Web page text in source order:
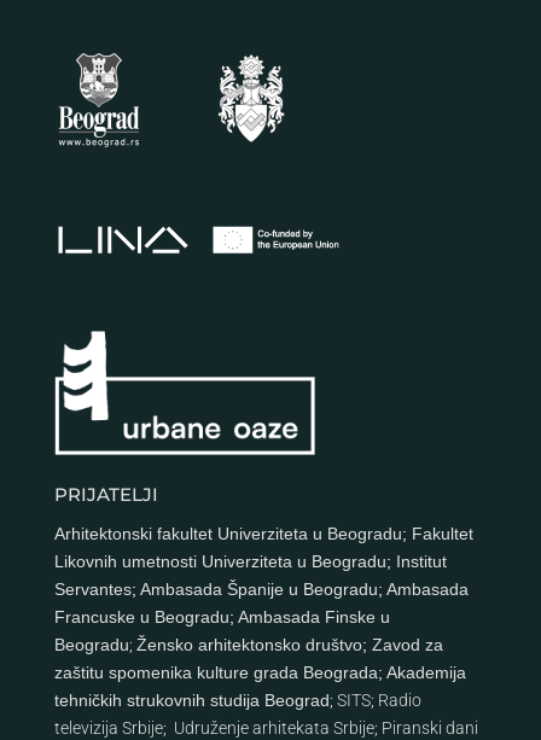
PRIJATELJI
Arhitektonski fakultet Univerziteta u Beogradu; Fakultet
Likovnih umetnosti Univerziteta u Beogradu; Institut
Servantes; Ambasada Španije u Beogradu; Ambasada
Francuske u Beogradu; Ambasada Finske u
Beogradu; Žensko arhitektonsko društvo; Zavod za
zaštitu spomenika kulture grada Beograda; Akademija
tehničkih strukovnih studija Beograd; SITS; Radio
televizija Srbije; Udruženje arhitekata Srbije; Piranski dani